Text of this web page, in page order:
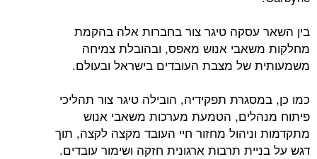
טיגר צור בחברות אלה בהקמת
אנוש מאפס, ובהובלת צמיחה
של מצבת העובדים בישראל ובעולם.
תפקידיה, הובילה טיגר צור תהליכי
הטמעת מערכות משאבי אנוש
מחזור חיי העובד מקצה לקצה, תוך
תרבות ארגונית חזקה ושימור עובדים.